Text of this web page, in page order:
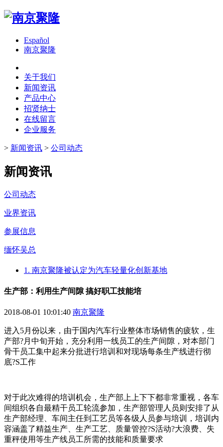
Español
南京聚隆
关于我们
新闻资讯
产品中心
招贤纳士
在线留言
企业服务
> 新闻资讯 > 公司动态
新闻资讯
公司动态
业界资讯
参展信息
缅怀吴总
1. 南京聚隆被认定为汽车轻量化创新基地
生产部：利用生产间隙 搞好职工技能培
2018-08-01 10:01:40 南京聚隆
进入5月份以来，由于国内汽车行业整体市场销售的疲软，生
产部?月中旬开始，充分利用一线员工的生产间隙，对本部门
骨干员工集中起来分批进行培训和对现场每条生产线进行彻
底?S工作
对于此次难得的培训机会，生产部上上下下都非常重视，各车
间组织各自最精干员工轮流参加，生产部管理人员则安排了从
生产部经理、车间主任到工艺员等各级人员参与培训，培训内
容涵盖了精益生产、生产工艺、质量管控?S活动?大浪费、失
重秤使用等生产线员工所需的技能和质量要求